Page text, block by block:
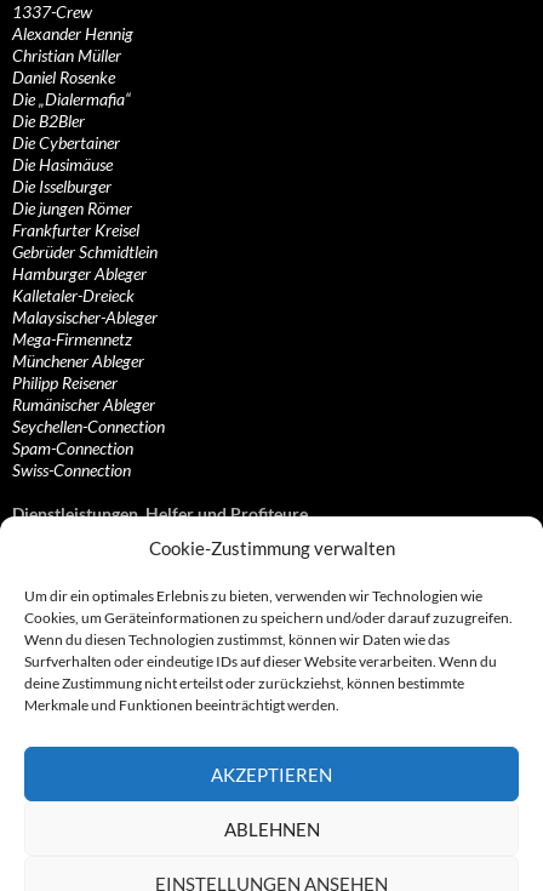
Cookie-Zustimmung verwalten
Um dir ein optimales Erlebnis zu bieten, verwenden wir Technologien wie
Cookies, um Geräteinformationen zu speichern und/oder darauf zuzugreifen.
Wenn du diesen Technologien zustimmst, können wir Daten wie das
Surfverhalten oder eindeutige IDs auf dieser Website verarbeiten. Wenn du
deine Zustimmung nicht erteilst oder zurückziehst, können bestimmte
Merkmale und Funktionen beeinträchtigt werden.
AKZEPTIEREN
ABLEHNEN
EINSTELLUNGEN ANSEHEN
1337-Crew
Alexander Hennig
Christian Müller
Daniel Rosenke
Die „Dialermafia“
Die B2Bler
Die Cybertainer
Die Hasimäuse
Die Isselburger
Die jungen Römer
Frankfurter Kreisel
Gebrüder Schmidtlein
Hamburger Ableger
Kalletaler-Dreieck
Malaysischer-Ableger
Mega-Firmennetz
Münchener Ableger
Philipp Reisener
Rumänischer Ableger
Seychellen-Connection
Spam-Connection
Swiss-Connection
Dienstleistungen, Helfer und Profiteure
Anonymisierungsdienste, VPN- und Web-Proxy…
Bezahlsysteme, Finanzdienstleister und…
Bürodienstleister, Firmengründer- und/oder…
Datenhändler, Adressbroker und zielgerichtetes…
Hosting, Routing, Provider, Domain-, Web- und…
Inkasso, Forderungsmanagement und eintreibende…
Spieleanbieter, Online- und Browsergames
Partnerprogramme, Vertriebskanäle- und…
Telekommunikationsdienstleister, Internet…
Vereine, Verbände, Vereinigungen und Lobbyisten
Web-Rotlichtbezirk, Erotik- und XXX-Anbieter
Sonstige Dienstleister, Profiteure und Kooperationen